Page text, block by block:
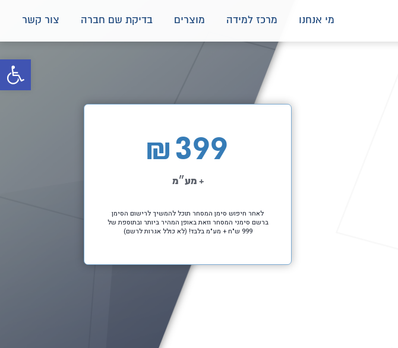
פתח
מי אנחנו מרכז למידה מוצרים בדיקת שם חברה צור קשר
₪ 399
+ מע״מ
לאחר חיפוש סימן המסחר תוכל להמשיך לרישום הסימן
ברשם סימני המסחר וזאת באופן המהיר ביותר ובתוספת של
999 ש"ח + מע"מ בלבד! (לא כולל אגרות לרשם)